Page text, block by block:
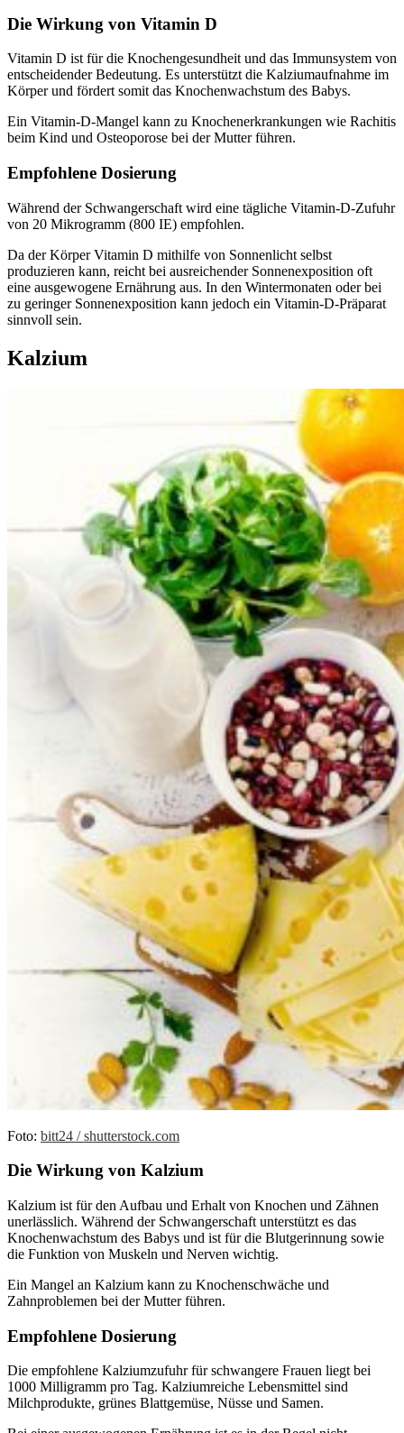
Die Wirkung von Vitamin D
Vitamin D ist für die Knochengesundheit und das Immunsystem von
entscheidender Bedeutung. Es unterstützt die Kalziumaufnahme im
Körper und fördert somit das Knochenwachstum des Babys.
Ein Vitamin-D-Mangel kann zu Knochenerkrankungen wie Rachitis
beim Kind und Osteoporose bei der Mutter führen.
Empfohlene Dosierung
Während der Schwangerschaft wird eine tägliche Vitamin-D-Zufuhr
von 20 Mikrogramm (800 IE) empfohlen.
Da der Körper Vitamin D mithilfe von Sonnenlicht selbst
produzieren kann, reicht bei ausreichender Sonnenexposition oft
eine ausgewogene Ernährung aus. In den Wintermonaten oder bei
zu geringer Sonnenexposition kann jedoch ein Vitamin-D-Präparat
sinnvoll sein.
Kalzium
Foto: bitt24 / shutterstock.com
Die Wirkung von Kalzium
Kalzium ist für den Aufbau und Erhalt von Knochen und Zähnen
unerlässlich. Während der Schwangerschaft unterstützt es das
Knochenwachstum des Babys und ist für die Blutgerinnung sowie
die Funktion von Muskeln und Nerven wichtig.
Ein Mangel an Kalzium kann zu Knochenschwäche und
Zahnproblemen bei der Mutter führen.
Empfohlene Dosierung
Die empfohlene Kalziumzufuhr für schwangere Frauen liegt bei
1000 Milligramm pro Tag. Kalziumreiche Lebensmittel sind
Milchprodukte, grünes Blattgemüse, Nüsse und Samen.